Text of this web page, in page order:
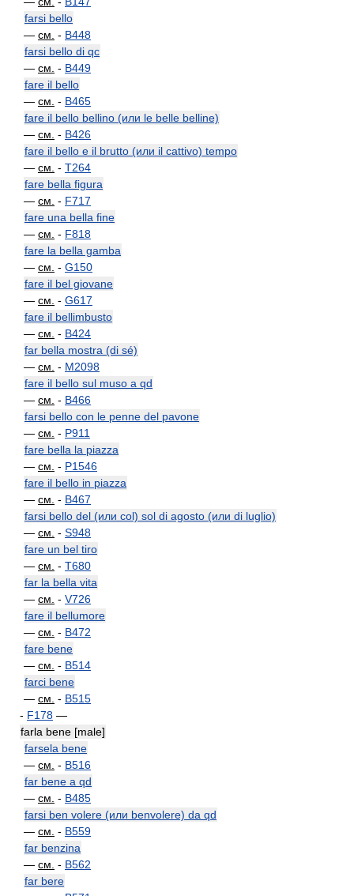
farsi bello
— см. - B448
farsi bello di qc
— см. - B449
fare il bello
— см. - B465
fare il bello bellino (или le belle belline)
— см. - B426
fare il bello e il brutto (или il cattivo) tempo
— см. - T264
fare bella figura
— см. - F717
fare una bella fine
— см. - F818
fare la bella gamba
— см. - G150
fare il bel giovane
— см. - G617
fare il bellimbusto
— см. - B424
far bella mostra (di sé)
— см. - M2098
fare il bello sul muso a qd
— см. - B466
farsi bello con le penne del pavone
— см. - P911
fare bella la piazza
— см. - P1546
fare il bello in piazza
— см. - B467
farsi bello del (или col) sol di agosto (или di luglio)
— см. - S948
fare un bel tiro
— см. - T680
far la bella vita
— см. - V726
fare il bellumore
— см. - B472
fare bene
— см. - B514
farci bene
— см. - B515
- F178 —
farla bene [male]
farsela bene
— см. - B516
far bene a qd
— см. - B485
farsi ben volere (или benvolere) da qd
— см. - B559
far benzina
— см. - B562
far bere